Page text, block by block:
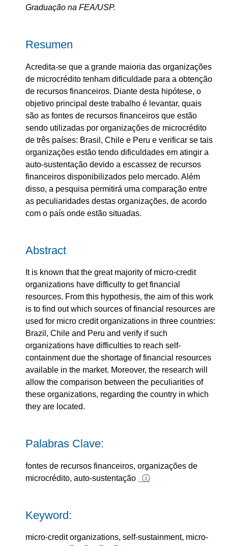
Graduação na FEA/USP.
Resumen
Acredita-se que a grande maioria das organizações
de microcrédito tenham dificuldade para a obtenção
de recursos financeiros. Diante desta hipótese, o
objetivo principal deste trabalho é levantar, quais
são as fontes de recursos financeiros que estão
sendo utilizadas por organizações de microcrédito
de três países: Brasil, Chile e Peru e verificar se tais
organizações estão tendo dificuldades em atingir a
auto-sustentação devido a escassez de recursos
financeiros disponibilizados pelo mercado. Além
disso, a pesquisa permitirá uma comparação entre
as peculiaridades destas organizações, de acordo
com o país onde estão situadas.
Abstract
It is known that the great majority of micro-credit
organizations have difficulty to get financial
resources. From this hypothesis, the aim of this work
is to find out which sources of financial resources are
used for micro credit organizations in three countries:
Brazil, Chile and Peru and verify if such
organizations have difficulties to reach self-
containment due the shortage of financial resources
available in the market. Moreover, the research will
allow the comparison between the peculiarities of
these organizations, regarding the country in which
they are located.
Palabras Clave:
fontes de recursos financeiros, organizações de
microcrédito, auto-sustentação
ⓘ
Keyword:
micro-credit organizations, self-sustainment, micro-